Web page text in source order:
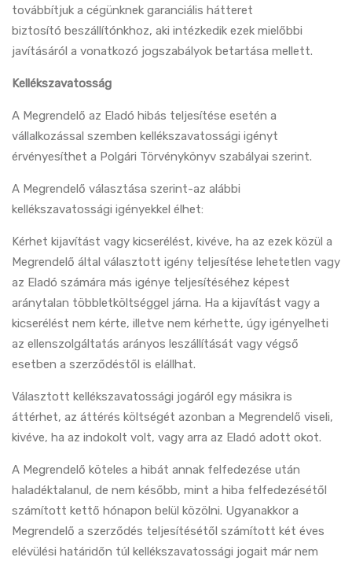
továbbítjuk a cégünknek garanciális hátteret
biztosító beszállítónkhoz, aki intézkedik ezek mielőbbi
javításáról a vonatkozó jogszabályok betartása mellett.
Kellékszavatosság
A Megrendelő az Eladó hibás teljesítése esetén a
vállalkozással szemben kellékszavatossági igényt
érvényesíthet a Polgári Törvénykönyv szabályai szerint.
A Megrendelő választása szerint-az alábbi
kellékszavatossági igényekkel élhet:
Kérhet kijavítást vagy kicserélést, kivéve, ha az ezek közül a
Megrendelő által választott igény teljesítése lehetetlen vagy
az Eladó számára más igénye teljesítéséhez képest
aránytalan többletköltséggel járna. Ha a kijavítást vagy a
kicserélést nem kérte, illetve nem kérhette, úgy igényelheti
az ellenszolgáltatás arányos leszállítását vagy végső
esetben a szerződéstől is elállhat.
Választott kellékszavatossági jogáról egy másikra is
áttérhet, az áttérés költségét azonban a Megrendelő viseli,
kivéve, ha az indokolt volt, vagy arra az Eladó adott okot.
A Megrendelő köteles a hibát annak felfedezése után
haladéktalanul, de nem később, mint a hiba felfedezésétől
számított kettő hónapon belül közölni. Ugyanakkor a
Megrendelő a szerződés teljesítésétől számított két éves
elévülési határidőn túl kellékszavatossági jogait már nem